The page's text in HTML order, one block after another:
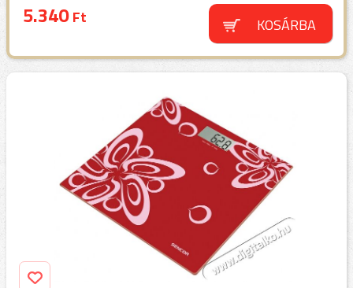
5.340Ft KOSÁRBA